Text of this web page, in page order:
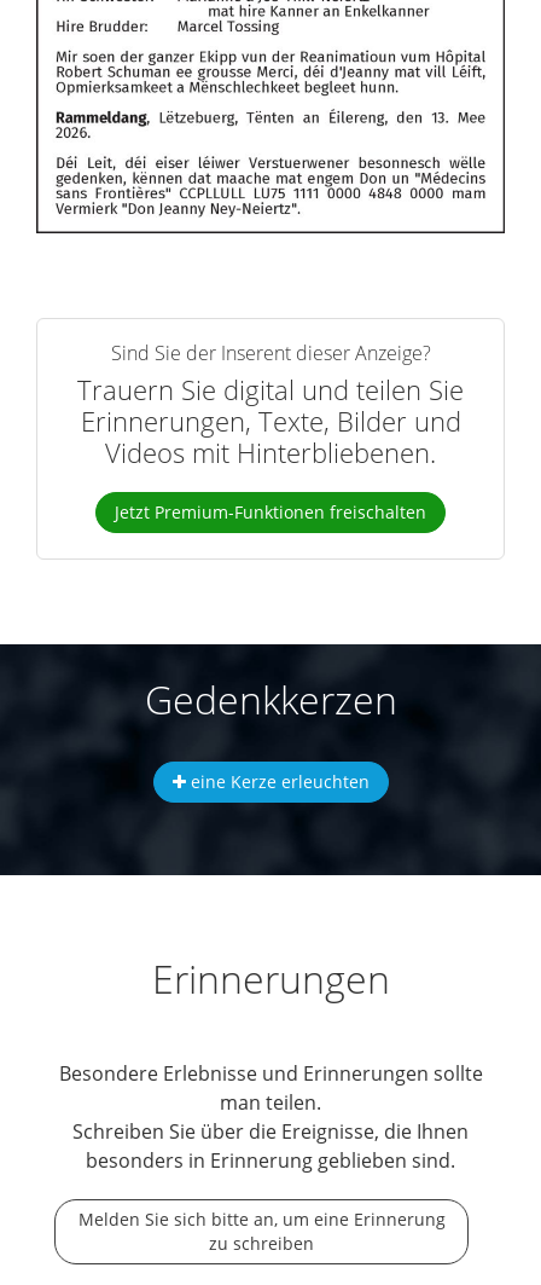
Sind Sie der Inserent dieser Anzeige?
Trauern Sie digital und teilen Sie
Erinnerungen, Texte, Bilder und
Videos mit Hinterbliebenen.
Jetzt Premium-Funktionen freischalten
Gedenkkerzen
eine Kerze erleuchten
Erinnerungen
Besondere Erlebnisse und Erinnerungen sollte
man teilen.
Schreiben Sie über die Ereignisse, die Ihnen
besonders in Erinnerung geblieben sind.
Melden Sie sich bitte an, um eine Erinnerung
zu schreiben